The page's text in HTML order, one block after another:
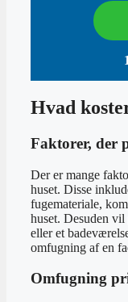
Hvad
Faktorer, der
Der er mange
huset. Disse
fugemateriale,
huset. Desuden
eller et
omfugning af en
Omfugning